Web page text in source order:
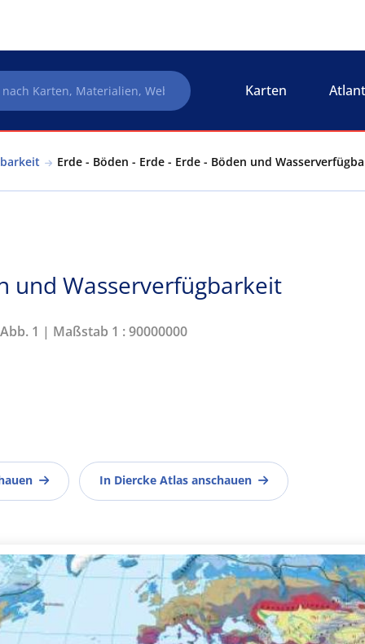
Karten
Erde - Böden - Erde - Erde - Böden und
und Wasserverfügbarkeit
1 | Maßstab 1 : 90000000
In Diercke Atlas anschauen